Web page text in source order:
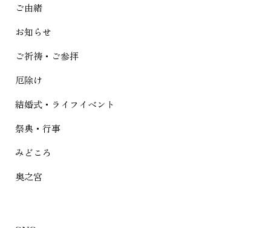
シ
ョ
ン
ご由緒
お知らせ
ご祈祷・ご参拝
厄除け
結婚式・ライフイベント
祭典・行事
みどころ
奥之宮